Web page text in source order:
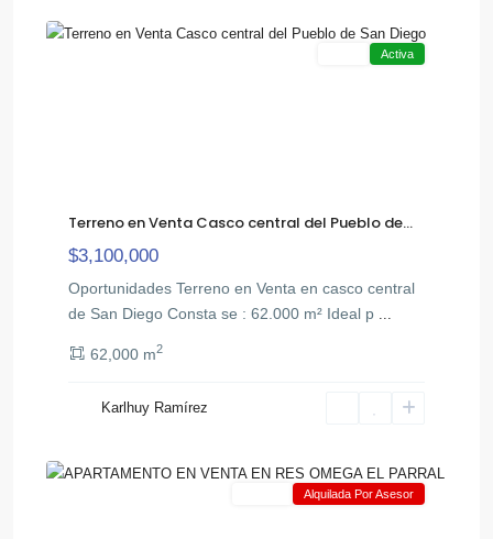
Activa
Terreno en Venta Casco central del Pueblo de...
$3,100,000
Oportunidades Terreno en Venta en casco central
de San Diego Consta se : 62.000 m² Ideal p
62,000 m2
Karlhuy Ramírez
Parral,
Alquilada Por Asesor